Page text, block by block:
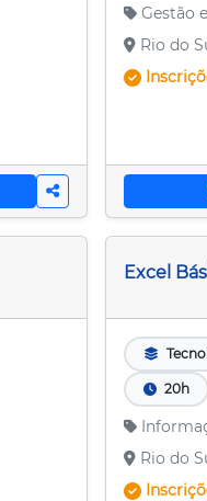
Gestão
Rio do
Excel
20h
Rio do